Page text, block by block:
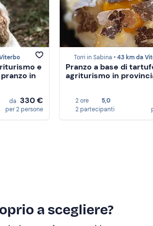
e
in
da 330 €
per 2 persone
Torri in Sabina •43 km da
Pranzo a base di
agriturismo in
2 ore
5,0
2 partecipanti
a scegliere?